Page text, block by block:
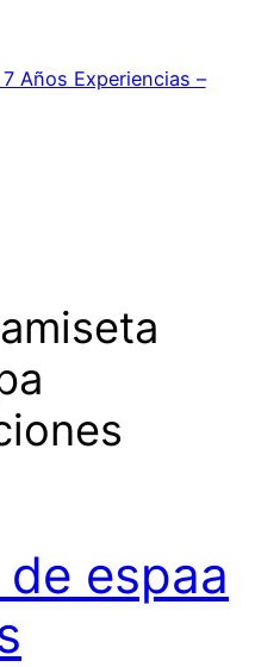
7 Años Experiencias –
espaa